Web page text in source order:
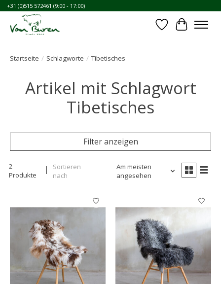
+31 (0)515 572461 (9:00 - 17:00)
Wunschzettel
Ihr
Startseite / Schlagworte / Tibetisches
Artikel mit Schlagwort
Tibetisches
Filter anzeigen
2
Produkte
Sortieren
nach
Am meisten
angesehen